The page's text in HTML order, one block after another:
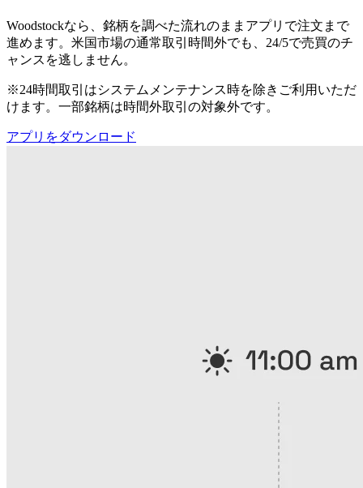
Woodstockなら、銘柄を調べた流れのままアプリで注文まで
進めます。米国市場の通常取引時間外でも、24/5で売買のチ
ャンスを逃しません。
※24時間取引はシステムメンテナンス時を除きご利用いただ
けます。一部銘柄は時間外取引の対象外です。
アプリをダウンロード